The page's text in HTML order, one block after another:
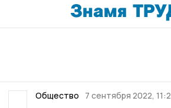
Общество 7 сентября 2022,